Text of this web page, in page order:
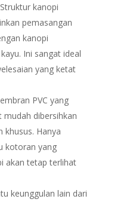
Struktur kanopi
pemasangan
kanopi
Ini sangat ideal
yang ketat
PVC yang
mudah dibersihkan
khusus. Hanya
kotoran yang
akan tetap terlihat
keunggulan lain dari